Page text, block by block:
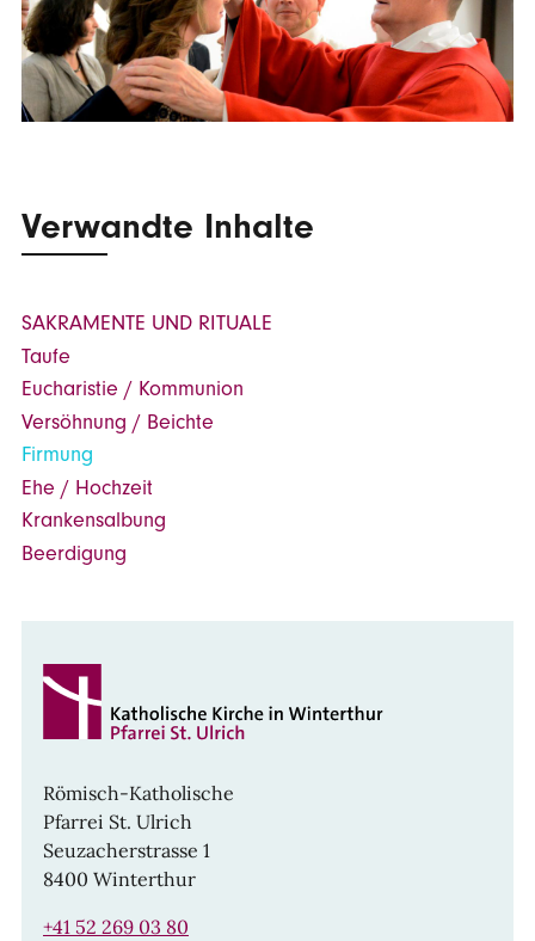
Verwandte Inhalte
SAKRAMENTE UND RITUALE
Taufe
Eucharistie / Kommunion
Versöhnung / Beichte
Firmung
Ehe / Hochzeit
Krankensalbung
Beerdigung
Römisch-Katholische
Pfarrei St. Ulrich
Seuzacherstrasse 1
8400 Winterthur
+41 52 269 03 80